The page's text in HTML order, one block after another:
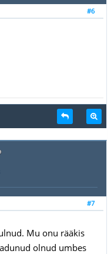
#6
#7
Mu onu rääkis
olnud umbes